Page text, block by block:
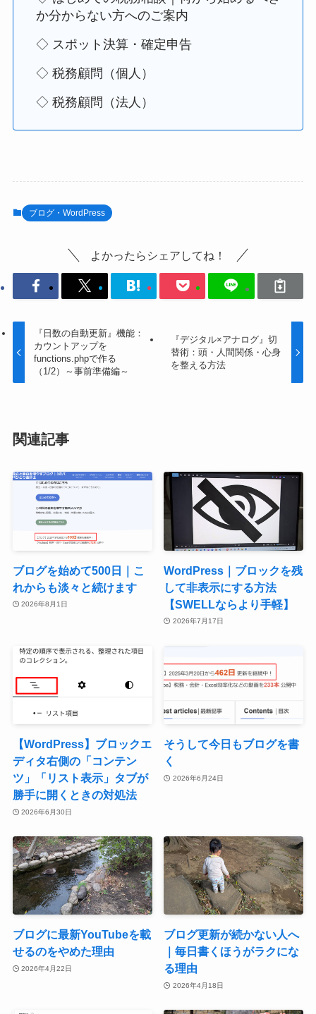
か分からない方へのご案内
◇ スポット決算・確定申告
◇ 税務顧問（個人）
◇ 税務顧問（法人）
ブログ・WordPress
よかったらシェアしてね！
『日数の自動更新』機能：
カウントアップを
functions.phpで作る
（1/2）～事前準備編～
『デジタル×アナログ』切
替術：頭・人間関係・心身
を整える方法
関連記事
ブログを始めて500日｜こ
れからも淡々と続けます
2026年8月1日
WordPress｜ブロックを残
して非表示にする方法
【SWELLならより手軽】
2026年7月17日
【WordPress】ブロックエ
ディタ右側の「コンテン
ツ」「リスト表示」タブが
勝手に開くときの対処法
2026年6月30日
そうして今日もブログを書
く
2026年6月24日
ブログに最新YouTubeを載
せるのをやめた理由
2026年4月22日
ブログ更新が続かない人へ
｜毎日書くほうがラクにな
る理由
2026年4月18日